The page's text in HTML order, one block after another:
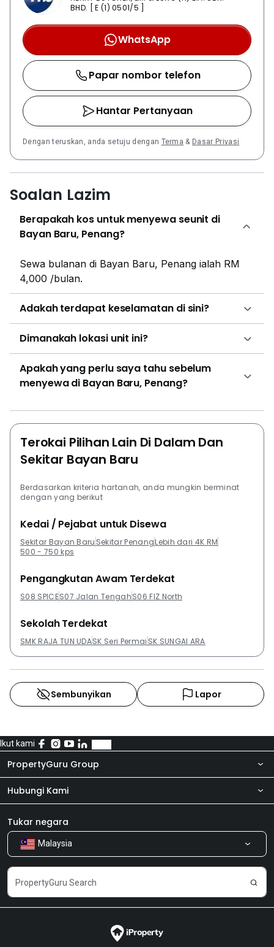
BHD. [ E (1) 0501/5 ]
WhatsApp
Papar nombor telefon
Hantar Pertanyaan
Dengan teruskan, anda setuju dengan Terma & Dasar Privasi
Soalan Lazim
Berapakah kos untuk menyewa seunit di
Bayan Baru, Penang?
Sewa bulanan di Bayan Baru, Penang ialah RM
4,000 /bulan.
Adakah terdapat keselamatan di sini?
Dimanakah lokasi unit ini?
Apakah yang perlu saya tahu sebelum
menyewa di Bayan Baru, Penang?
Terokai Pilihan Lain Di Dalam Dan
Sekitar Bayan Baru
Berdasarkan kriteria hartanah, anda mungkin berminat
dengan yang berikut
Kedai / Pejabat untuk Disewa
Sekitar Bayan Baru Sekitar PenangLebih dari 4K RM
500 - 750 kps
Pengangkutan Awam Terdekat
S08 SPICES07 Jalan TengahS06 FIZ North
Sekolah Terdekat
SMK RAJA TUN UDASK Seri Permai SK SUNGAI ARA
Sembunyikan Lapor
Ikut kami
PropertyGuru Group
Tentang kita
Produk kami
Kerjaya
Hubungi Kami
Bilik Berita
Kongsi Maklum Balas
Tukar negara
Malaysia